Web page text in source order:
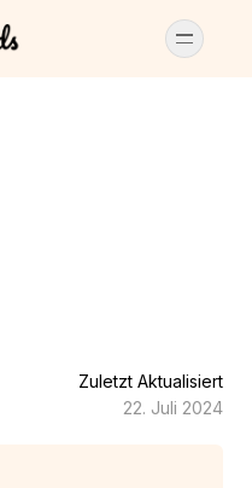
Zuletzt Aktualisiert
22. Juli 2024